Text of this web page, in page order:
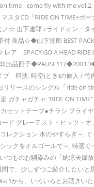
time - come fly with me
CD『RIDE ON TIME+ボ
山下達郎 ♪ライドオン・
☆◆山下達郎 BEST PACK
SPACY GO A HEAD
売品冊子
決. 時空(とき)の旅人 / 竹
リースのシングル「ride
チャガチャ “RIDE ON
セットテープ●チラシ フ
ド グレーテスト・ヒッツ・
クション 水のやすらぎ～,
クをオルゴールで～, 特選
ものお馴染みの「納涼夫
、少しずつご紹介したい
から、いろいろとお聴き